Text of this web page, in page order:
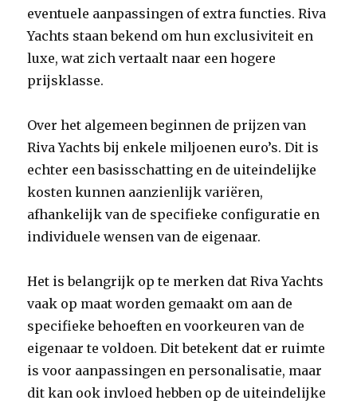
eventuele aanpassingen of extra functies. Riva
Yachts staan bekend om hun exclusiviteit en
luxe, wat zich vertaalt naar een hogere
prijsklasse.
Over het algemeen beginnen de prijzen van
Riva Yachts bij enkele miljoenen euro’s. Dit is
echter een basisschatting en de uiteindelijke
kosten kunnen aanzienlijk variëren,
afhankelijk van de specifieke configuratie en
individuele wensen van de eigenaar.
Het is belangrijk op te merken dat Riva Yachts
vaak op maat worden gemaakt om aan de
specifieke behoeften en voorkeuren van de
eigenaar te voldoen. Dit betekent dat er ruimte
is voor aanpassingen en personalisatie, maar
dit kan ook invloed hebben op de uiteindelijke